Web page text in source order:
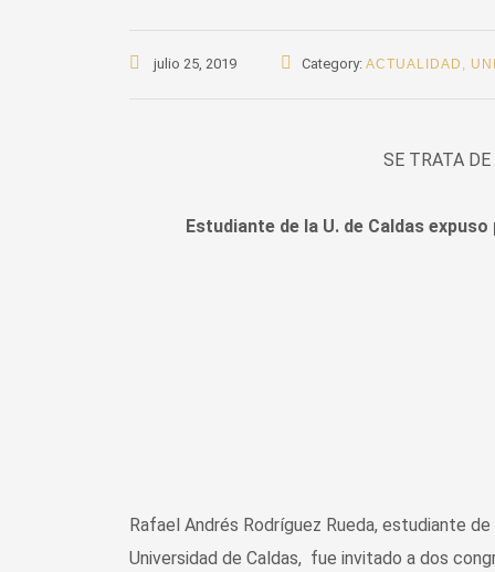
julio 25, 2019 Category: ACTUALIDAD ,
SE TRATA DE
Estudiante de la U. de Caldas
Rafael Andrés Rodríguez Rueda, estudiante
Universidad de Caldas, fue invitado a dos